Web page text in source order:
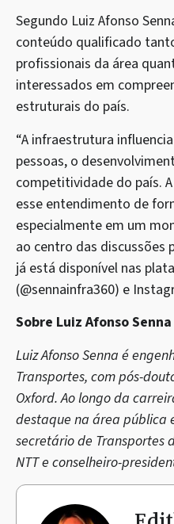
Segundo Luiz Afonso
conteúdo qualificado
profissionais da área
interessados em
estruturais do país.
“A infraestrutura
pessoas, o
competitividade do país.
esse entendimento de
especialmente em um
ao centro das discussões
já está disponível nas
(@sennainfra360) e
Sobre Luiz Afonso Senna
Luiz Afonso Senna é
Transportes, com pós-
Oxford. Ao longo da
destaque na área pública
secretário de Transportes
NTT e conselheiro-